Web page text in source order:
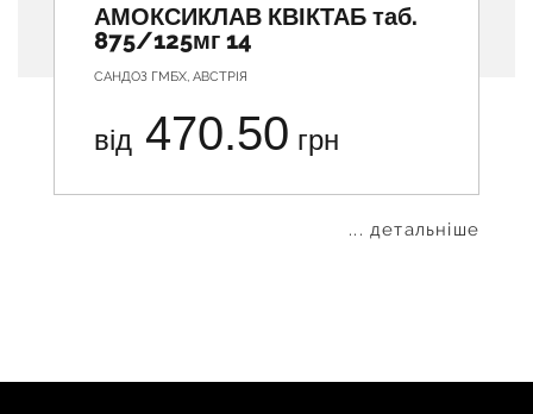
АМОКСИКЛАВ КВІКТАБ таб.
875/125мг 14
САНДОЗ ГМБХ, АВСТРІЯ
від 470.50 грн
... детальніше